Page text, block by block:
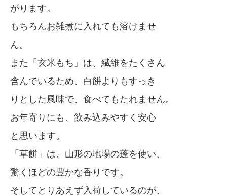
がります。
もちろんお雑煮に入れても溶けませ
ん。
また「玄米もち」は、繊維をたくさん
含んでいるため、白餅よりもすっき
りとした風味で、食べてもたれません。
お年寄りにも、飲み込みやすく安心
と思います。
「草餅」は、山形の地場の蓬を使い、
驚くほどの豊かな香りです。
そしてとりあえず入荷しているのが、